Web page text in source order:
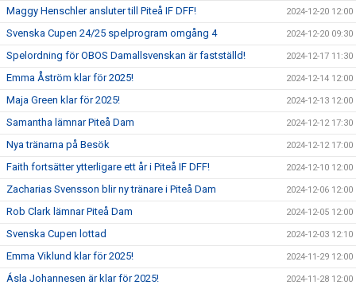
Maggy Henschler ansluter till Piteå IF DFF! 2024-12-20 12:00
Svenska Cupen 24/25 spelprogram omgång 4 2024-12-20 09:30
Spelordning för OBOS Damallsvenskan är fastställd! 2024-12-17 11:30
Emma Åström klar för 2025! 2024-12-14 12:00
Maja Green klar för 2025! 2024-12-13 12:00
Samantha lämnar Piteå Dam 2024-12-12 17:30
Nya tränarna på Besök 2024-12-12 17:00
Faith fortsätter ytterligare ett år i Piteå IF DFF! 2024-12-10 12:00
Zacharias Svensson blir ny tränare i Piteå Dam 2024-12-06 12:00
Rob Clark lämnar Piteå Dam 2024-12-05 12:00
Svenska Cupen lottad 2024-12-03 12:10
Emma Viklund klar för 2025! 2024-11-29 12:00
Ásla Johannesen är klar för 2025! 2024-11-28 12:00